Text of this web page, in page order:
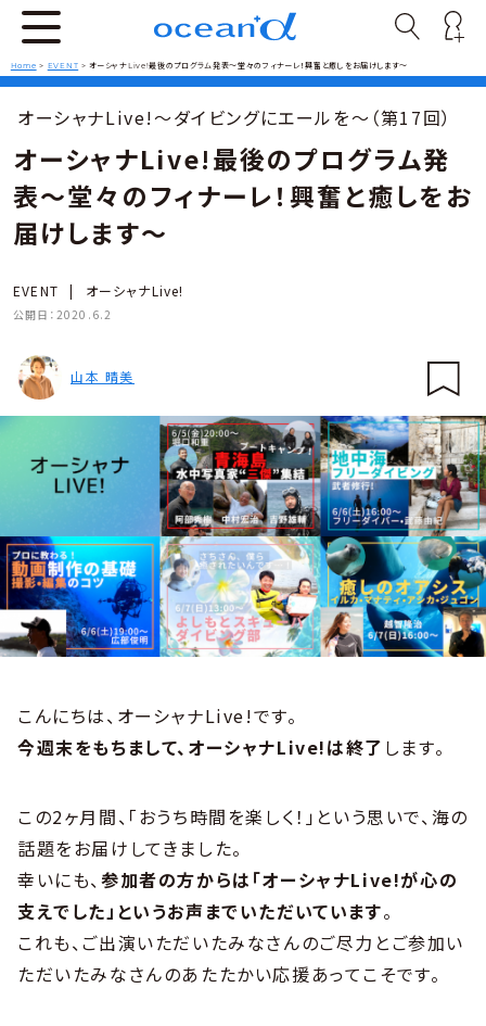
Home > EVENT >オーシャナLive!最後のプログラム発表〜堂々のフィナーレ！興奮と癒しをお届けします〜
オーシャナLive!〜ダイビングにエールを〜（第17回）
オーシャナLive!最後のプログラム発
表〜堂々のフィナーレ！興奮と癒しをお
届けします〜
EVENT | オーシャナLive!
公開日： 2020.6.2
山本 晴美
こんにちは、オーシャナLive!です。
今週末をもちまして、オーシャナLive!は終了 します。
この2ヶ月間、「おうち時間を楽しく！」という思いで、海の
話題をお届けしてきました。
幸いにも、参加者の方からは「オーシャナLive!が心の
支えでした」というお声までいただいています。
これも、ご出演いただいたみなさんのご尽力とご参加い
ただいたみなさんのあたたかい応援あってこそです。